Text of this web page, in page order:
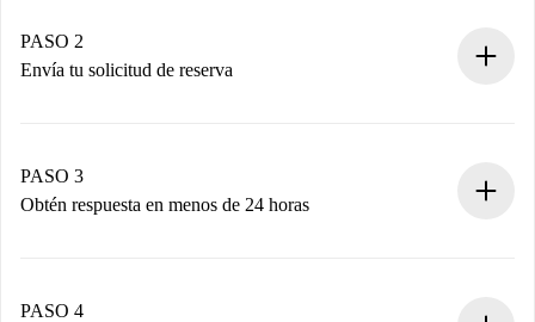
Tienes toda la información necesaria por adelantado.
PASO 2
Envía tu solicitud de reserva
propietario acepte.
PASO 3
Obtén respuesta en menos de 24 horas
contacto con el propietario.
PASO 4